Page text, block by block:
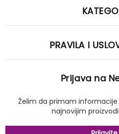
PRAVILA I
Prijava na
Želim da primam
najnovijim